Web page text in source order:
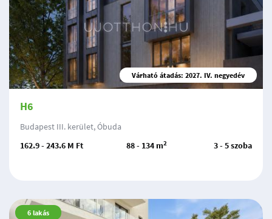
Várható átadás: 2027. IV. negyedév
H6
Budapest III. kerület, Óbuda
162.9 - 243.6 M Ft
88 - 134 m2 3 - 5 szoba
6 lakás